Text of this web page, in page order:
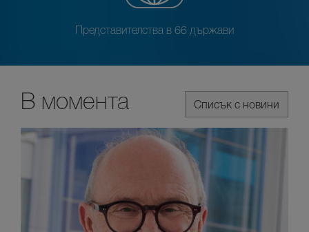
Представителства в 66 държави
Списък с новини
В момента